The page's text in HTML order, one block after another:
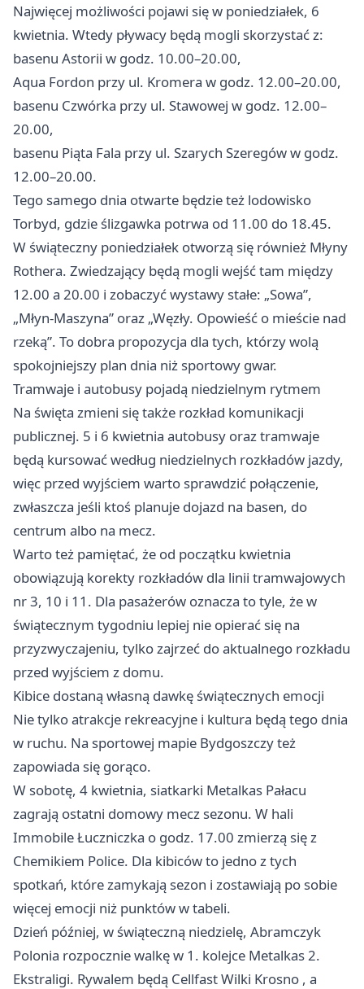
Najwięcej możliwości pojawi się w poniedziałek, 6
kwietnia. Wtedy pływacy będą mogli skorzystać z:
basenu Astorii w godz. 10.00–20.00,
Aqua Fordon przy ul. Kromera w godz. 12.00–20.00,
basenu Czwórka przy ul. Stawowej w godz. 12.00–
20.00,
basenu Piąta Fala przy ul. Szarych Szeregów w godz.
12.00–20.00.
Tego samego dnia otwarte będzie też lodowisko
Torbyd, gdzie ślizgawka potrwa od 11.00 do 18.45.
W świąteczny poniedziałek otworzą się również Młyny
Rothera. Zwiedzający będą mogli wejść tam między
12.00 a 20.00 i zobaczyć wystawy stałe: „Sowa”,
„Młyn-Maszyna” oraz „Węzły. Opowieść o mieście nad
rzeką”. To dobra propozycja dla tych, którzy wolą
spokojniejszy plan dnia niż sportowy gwar.
Tramwaje i autobusy pojadą niedzielnym rytmem
Na święta zmieni się także rozkład komunikacji
publicznej. 5 i 6 kwietnia autobusy oraz tramwaje
będą kursować według niedzielnych rozkładów jazdy,
więc przed wyjściem warto sprawdzić połączenie,
zwłaszcza jeśli ktoś planuje dojazd na basen, do
centrum albo na mecz.
Warto też pamiętać, że od początku kwietnia
obowiązują korekty rozkładów dla linii tramwajowych
nr 3, 10 i 11. Dla pasażerów oznacza to tyle, że w
świątecznym tygodniu lepiej nie opierać się na
przyzwyczajeniu, tylko zajrzeć do aktualnego rozkładu
przed wyjściem z domu.
Kibice dostaną własną dawkę świątecznych emocji
Nie tylko atrakcje rekreacyjne i kultura będą tego dnia
w ruchu. Na sportowej mapie Bydgoszczy też
zapowiada się gorąco.
W sobotę, 4 kwietnia, siatkarki Metalkas Pałacu
zagrają ostatni domowy mecz sezonu. W hali
Immobile Łuczniczka o godz. 17.00 zmierzą się z
Chemikiem Police. Dla kibiców to jedno z tych
spotkań, które zamykają sezon i zostawiają po sobie
więcej emocji niż punktów w tabeli.
Dzień później, w świąteczną niedzielę, Abramczyk
Polonia rozpocznie walkę w 1. kolejce Metalkas 2.
Ekstraligi. Rywalem będą Cellfast Wilki Krosno , a